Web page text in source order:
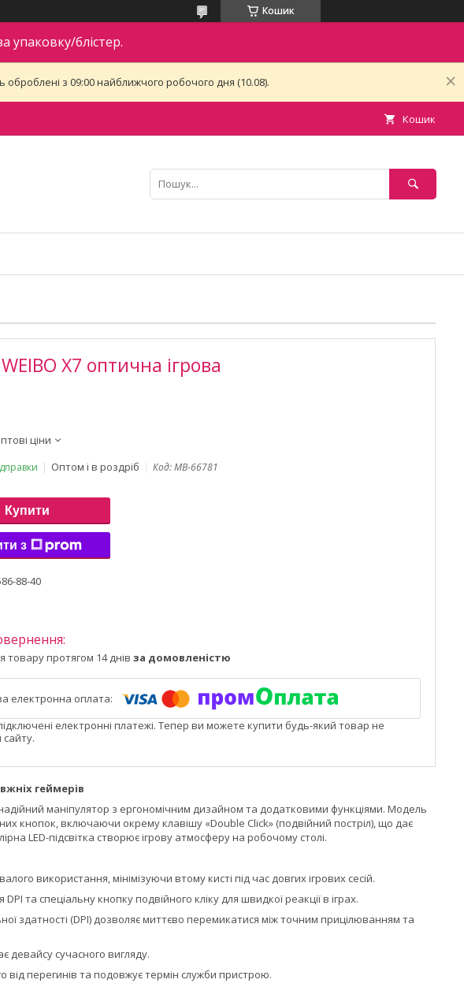
Кошик
упаковку/блістер.
з 09:00 найближчого робочого дня (10.08).
Кошик
X7 оптична ігрова
ціни
Оптом і в роздріб Код:MB-66781
Купити
з
88-40
товару протягом 14 днів за домовленістю
електронні платежі. Тепер ви можете купити будь-який товар не
геймерів
маніпулятор з ергономічним дизайном та додатковими функціями. Модель
кнопок, включаючи окрему клавішу «Double Click» (подвійний постріл), що дає
LED-підсвітка створює ігрову атмосферу на робочому столі.
використання, мінімізуючи втому кисті під час довгих ігрових сесій.
та спеціальну кнопку подвійного кліку для швидкої реакції в іграх.
здатності (DPI) дозволяє миттєво перемикатися між точним прицілюванням та
девайсу сучасного вигляду.
перегинів та подовжує термін служби пристрою.